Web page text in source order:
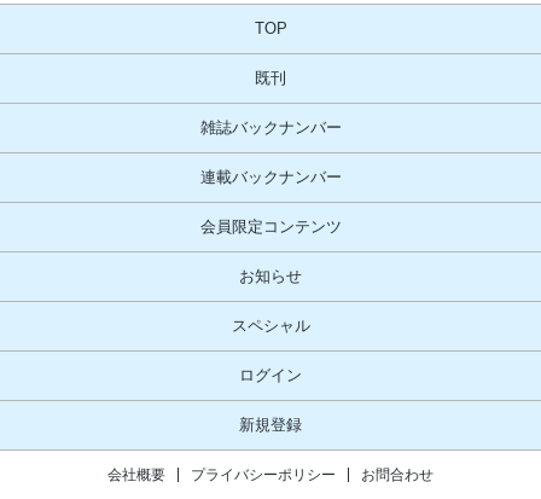
TOP
既刊
雑誌バックナンバー
連載バックナンバー
会員限定コンテンツ
お知らせ
スペシャル
ログイン
新規登録
会社概要 プライバシーポリシー お問合わせ